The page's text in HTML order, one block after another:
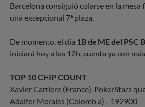
Barcelona consiguió colarse en la mesa
una excepcional 7ª plaza.
De momento, el día 1B de ME del PSC
iniciará hoy a las 12h, cuenta ya con
TOP 10 CHIP COUNT
Xavier Carriere (France), PokerStars
Adalfer Morales (Colombia) - 192900